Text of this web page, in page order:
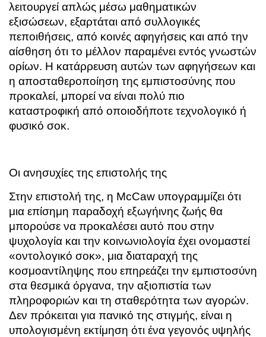
λειτουργεί απλώς μέσω μαθηματικών
εξισώσεων, εξαρτάται από συλλογικές
πεποιθήσεις, από κοινές αφηγήσεις και από την
αίσθηση ότι το μέλλον παραμένει εντός γνωστών
ορίων. Η κατάρρευση αυτών των αφηγήσεων και
η αποσταθεροποίηση της εμπιστοσύνης που
προκαλεί, μπορεί να είναι πολύ πιο
καταστροφική από οποιοδήποτε τεχνολογικό ή
φυσικό σοκ.
Οι ανησυχίες της επιστολής της
Στην επιστολή της, η McCaw υπογραμμίζει ότι
μια επίσημη παραδοχή εξωγήινης ζωής θα
μπορούσε να προκαλέσει αυτό που στην
ψυχολογία και την κοινωνιολογία έχει ονομαστεί
«οντολογικό σοκ», μια διαταραχή της
κοσμοαντίληψης που επηρεάζει την εμπιστοσύνη
στα θεσμικά όργανα, την αξιοπιστία των
πληροφοριών και τη σταθερότητα των αγορών.
Δεν πρόκειται για πανικό της στιγμής, είναι η
υπολογισμένη εκτίμηση ότι ένα γεγονός υψηλής